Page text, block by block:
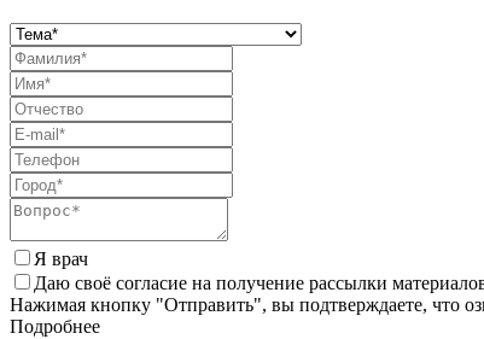
Я врач
Даю своё согласие на получение рассылки
Нажимая кнопку "Отправить", вы подтверждаете, что
Подробнее